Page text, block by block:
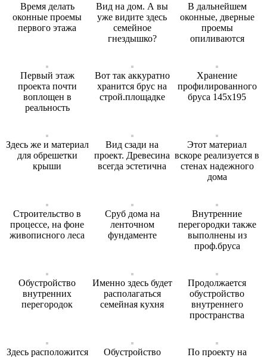
Время делать
оконные проемы
первого этажа
Вид на дом. А вы
уже видите здесь
семейное
гнездышко?
В дальнейшем
оконные, дверные
проемы
опиливаются
Первый этаж
проекта почти
воплощен в
реальность
Вот так аккуратно
хранится брус на
строй.площадке
Хранение
профилированного
бруса 145х195
Здесь же и материал
для обрешетки
крыши
Вид сзади на
проект. Древесина
всегда эстетична
Этот материал
вскоре реализуется в
стенах надежного
дома
Строительство в
процессе, на фоне
живописного леса
Сруб дома на
ленточном
фундаменте
Внутренние
перегородки также
выполнены из
проф.бруса
Обустройство
внутренних
перегородок
Именно здесь будет
располагаться
семейная кухня
Продолжается
обустройство
внутреннего
пространства
Здесь расположится
Обустройство
По проекту на